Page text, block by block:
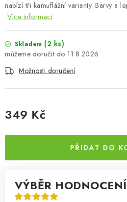
O nás Moje objednávka Kontakty
Obchodní podmínky
Reklamační řád
Převodník modelářských barev
FAQ
Výstavy 2026
nabízí tři kamuflážní varianty. Barvy a
Více informací
Skladem (2 ks)
11.8.2026
Možnosti doručení
349 Kč
PŘIDAT DO
VÝBĚR HODNOCENÍ